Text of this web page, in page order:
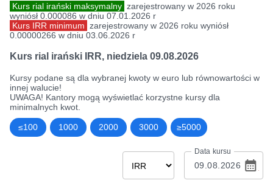
Kurs rial irański maksymalny zarejestrowany w 2026 roku
wyniósł 0.000086 w dniu 07.01.2026 r
Kurs IRR minimum zarejestrowany w 2026 roku wyniósł
0.00000266 w dniu 03.06.2026 r
Kurs rial irański IRR, niedziela 09.08.2026
Kursy podane są dla wybranej kwoty w euro lub równowartości w
innej walucie!
UWAGA! Kantory mogą wyświetlać korzystne kursy dla
minimalnych kwot.
≤100 1000 2000 3000 ≥5000
Data kursu